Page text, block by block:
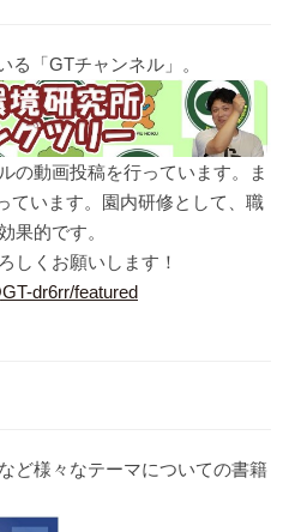
る「GTチャンネル」。
の動画投稿を行っています。ま
ています。園内研修として、職
果的です。
しくお願いします！
dr6rr/featured
ど様々なテーマについての書籍